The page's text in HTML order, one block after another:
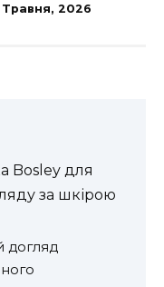
Травня, 2026
Bosley для
за шкірою
догляд